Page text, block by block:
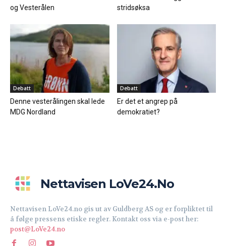
og Vesterålen
stridsøksa
Debatt
Denne vesterålingen skal lede
MDG Nordland
Debatt
Er det et angrep på
demokratiet?
Nettavisen LoVe24.no
Nettavisen LoVe24.no gis ut av Guldberg AS og er forpliktet til
å følge pressens etiske regler. Kontakt oss via e-post her:
post@LoVe24.no